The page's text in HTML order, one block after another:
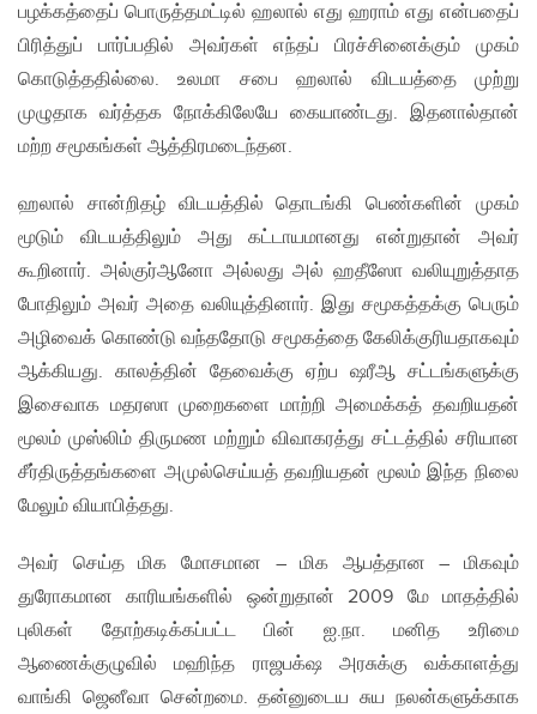
பழக்கத்தைப் பொருத்தமட்டில் ஹலால் எது ஹராம் எது என்பதைப்
பிரித்துப் பார்ப்பதில் அவர்கள் எந்தப் பிரச்சினைக்கும் முகம்
கொடுத்ததில்லை. உலமா சபை ஹலால் விடயத்தை முற்று
முழுதாக வர்த்தக நோக்கிலேயே கையாண்டது. இதனால்தான்
மற்ற சமூகங்கள் ஆத்திரமடைந்தன.
ஹலால் சான்றிதழ் விடயத்தில் தொடங்கி பெண்களின் முகம்
மூடும் விடயத்திலும் அது கட்டாயமானது என்றுதான் அவர்
கூறினார். அல்குர்ஆனோ அல்லது அல் ஹதீஸோ வலியுறுத்தாத
போதிலும் அவர் அதை வலியுத்தினார். இது சமூகத்தக்கு பெரும்
அழிவைக் கொண்டு வந்ததோடு சமூகத்தை கேலிக்குரியதாகவும்
ஆக்கியது. காலத்தின் தேவைக்கு ஏற்ப ஷரீஆ சட்டங்களுக்கு
இசைவாக மதரஸா முறைகளை மாற்றி அமைக்கத் தவறியதன்
மூலம் முஸ்லிம் திருமண மற்றும் விவாகரத்து சட்டத்தில் சரியான
சீர்திருத்தங்களை அமுல்செய்யத் தவறியதன் மூலம் இந்த நிலை
மேலும் வியாபித்தது.
அவர் செய்த மிக மோசமான – மிக ஆபத்தான – மிகவும்
துரோகமான காரியங்களில் ஒன்றுதான் 2009 மே மாதத்தில்
புலிகள் தோற்கடிக்கப்பட்ட பின் ஐ.நா. மனித உரிமை
ஆணைக்குழுவில் மஹிந்த ராஜபக்‌ஷ அரசுக்கு வக்காளத்து
வாங்கி ஜெனீவா சென்றமை. தன்னுடைய சுய நலன்களுக்காக